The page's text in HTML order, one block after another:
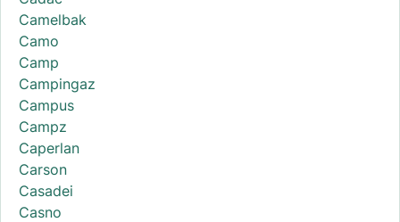
Camelbak
Camo
Camp
Campingaz
Campus
Campz
Caperlan
Carson
Casadei
Casno